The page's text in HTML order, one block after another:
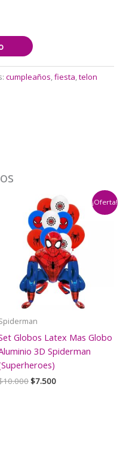
cumpleaños,fiesta,telon
¡Oferta!
Globos Latex Mas Globo
3D Spiderman
10.000El
$7.500El